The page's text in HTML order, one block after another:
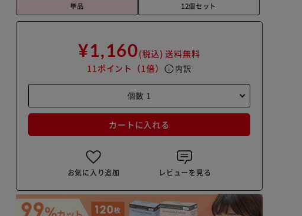
単品 12個セット
¥1,160(税込) 送料無料
11ポイント （1倍） info 内訳
カートに入れる
お気に入り追加 レビューを見る